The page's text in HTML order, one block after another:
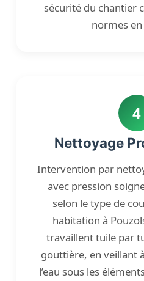
sécurité du chantier
normes
4
Nettoyage
Intervention par
avec pression
selon le type de
habitation à
travaillent tuile par
gouttière, en veillant
l’eau sous les